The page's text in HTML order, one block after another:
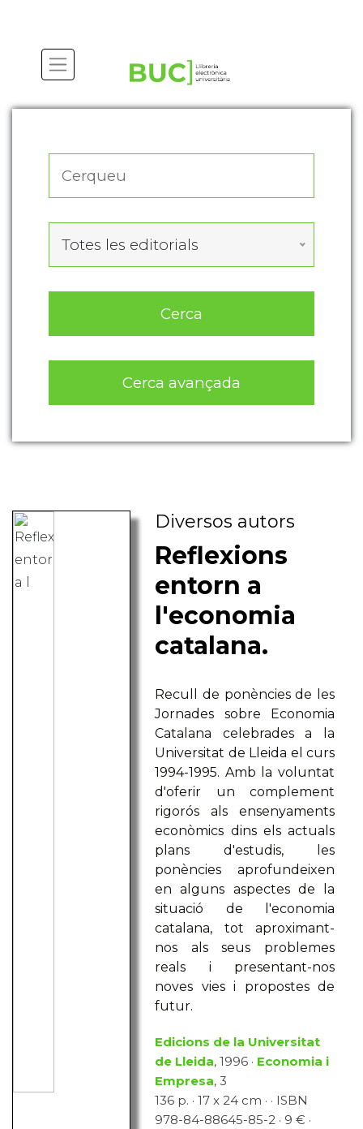
Totes les editorials
Cerca
Cerca avançada
Diversos autors
Reflexions
entorn a
l'economia
catalana.
Recull de ponències de les
Jornades sobre Economia
Catalana celebrades a la
Universitat de Lleida el curs
1994-1995. Amb la voluntat
d'oferir un complement
rigorós als ensenyaments
econòmics dins els actuals
plans d'estudis, les
ponències aprofundeixen
en alguns aspectes de la
situació de l'economia
catalana, tot aproximant-
nos als seus problemes
reals i presentant-nos
noves vies i propostes de
futur.
Edicions de la Universitat
de Lleida, 1996 · Economia i
Empresa, 3
136 p. · 17 x 24 cm · · ISBN
978-84-88645-85-2 · 9 € ·